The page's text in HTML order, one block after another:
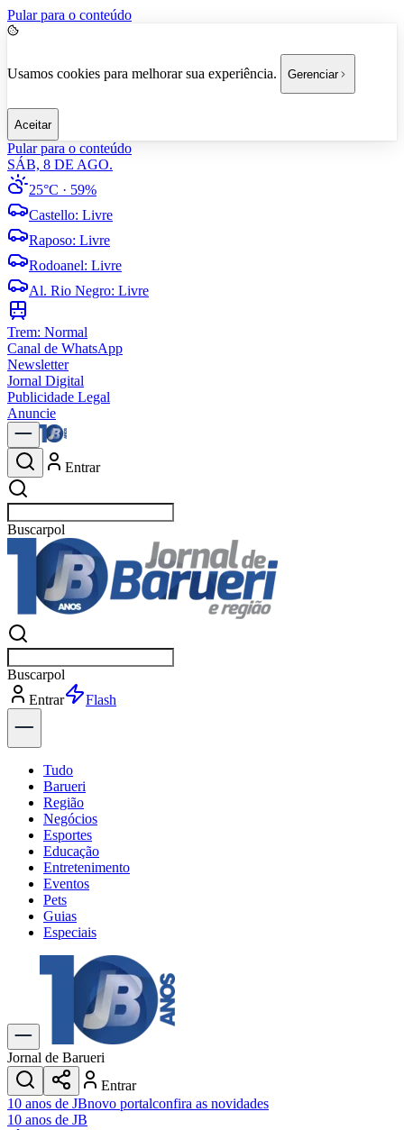
Pular para o conteúdo
Usamos cookies para melhorar sua experiência. Gerenciar
Aceitar
Pular para o conteúdo
SÁB, 8 DE AGO.
25°C · 59%
Castello: Livre
Raposo: Livre
Rodoanel: Livre
Al. Rio Negro: Livre
Trem: Normal
Canal de WhatsApp
Newsletter
Jornal Digital
Publicidade Legal
Anuncie
Entrar
Buscarnot
Buscarnot
Entrar
Explorar
Tudo
Barueri
Região
Negócios
Esportes
Educação
Entretenimento
Eventos
Pets
Guias
Especiais
Explore Tudo
Últimas Notícias
Previsão do Tempo
Trânsito e Rotas
Dia a Dia & Lazer
Transportes
Gastronomia
Cinema & Shows
JogosNovo
Jornal de Barueri
Entrar
10 anos de JBnovo portalconfira as novidades
10 anos de JB